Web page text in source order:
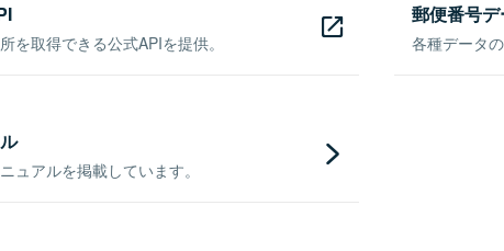
を取得できる公式APIを提供。
郵便番号
各種データ
ュアルを掲載しています。